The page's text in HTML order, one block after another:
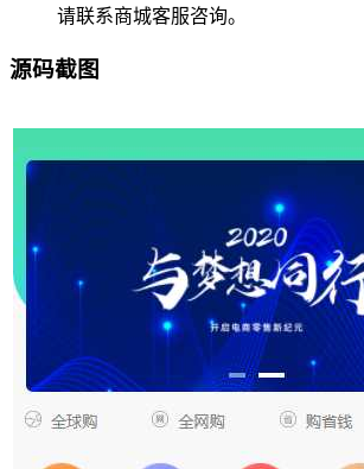
请联系商城客服咨询。
源码截图